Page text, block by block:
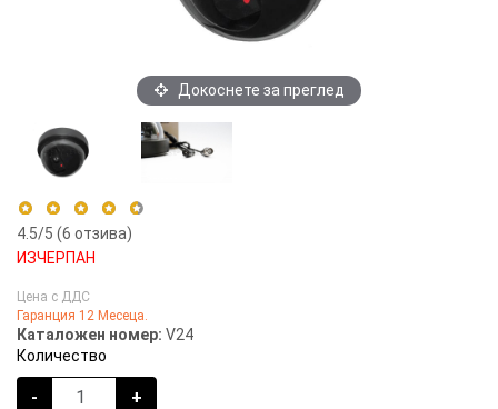
Докоснете за преглед
4.5/5 (6 отзива)
5 stars
4 stars
3 stars
2 stars
ИЗЧЕРПАН
Цена с ДДС
Гаранция 12 Месеца.
Каталожен номер: V24
Количество
- +